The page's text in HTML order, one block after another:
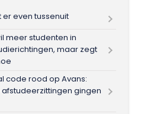
er even tussenuit
meer studenten in
maar zegt
code rood op Avans:
gingen